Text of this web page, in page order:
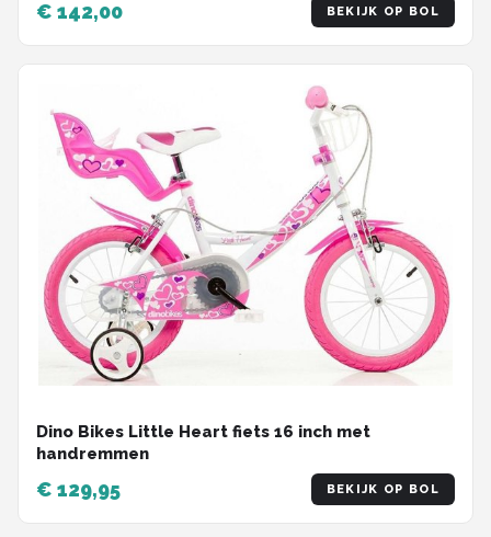
BEKIJK OP BOL
Dino Bikes Little Heart fiets 16 inch met
handremmen
€ 129,95 BEKIJK OP BOL